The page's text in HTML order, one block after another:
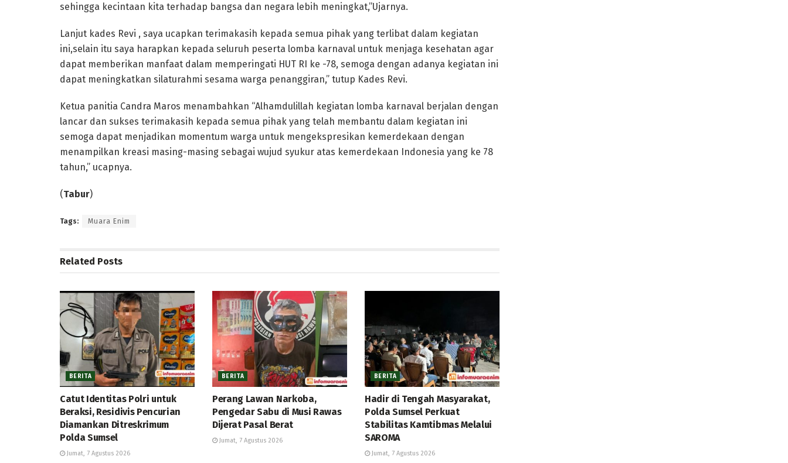
sehingga kecintaan kita terhadap bangsa dan negara lebih meningkat,”Ujarnya.
Lanjut kades Revi , saya ucapkan terimakasih kepada semua pihak yang terlibat dalam kegiatan
ini,selain itu saya harapkan kepada seluruh peserta lomba karnaval untuk menjaga kesehatan agar
dapat memberikan manfaat dalam memperingati HUT RI ke -78, semoga dengan adanya kegiatan ini
dapat meningkatkan silaturahmi sesama warga penanggiran,” tutup Kades Revi.
Ketua panitia Candra Maros menambahkan “Alhamdulillah kegiatan lomba karnaval berjalan dengan
lancar dan sukses terimakasih kepada semua pihak yang telah membantu dalam kegiatan ini
semoga dapat menjadikan momentum warga untuk mengekspresikan kemerdekaan dengan
menampilkan kreasi masing-masing sebagai wujud syukur atas kemerdekaan Indonesia yang ke 78
tahun,” ucapnya.
(Tabur)
Tags: Muara Enim
Related Posts
BERITA
Catut Identitas Polri untuk
Beraksi, Residivis Pencurian
Diamankan Ditreskrimum
Polda Sumsel
Jumat, 7 Agustus 2026
BERITA
Perang Lawan Narkoba,
Pengedar Sabu di Musi Rawas
Dijerat Pasal Berat
Jumat, 7 Agustus 2026
BERITA
Hadir di Tengah Masyarakat,
Polda Sumsel Perkuat
Stabilitas Kamtibmas Melalui
SAROMA
Jumat, 7 Agustus 2026